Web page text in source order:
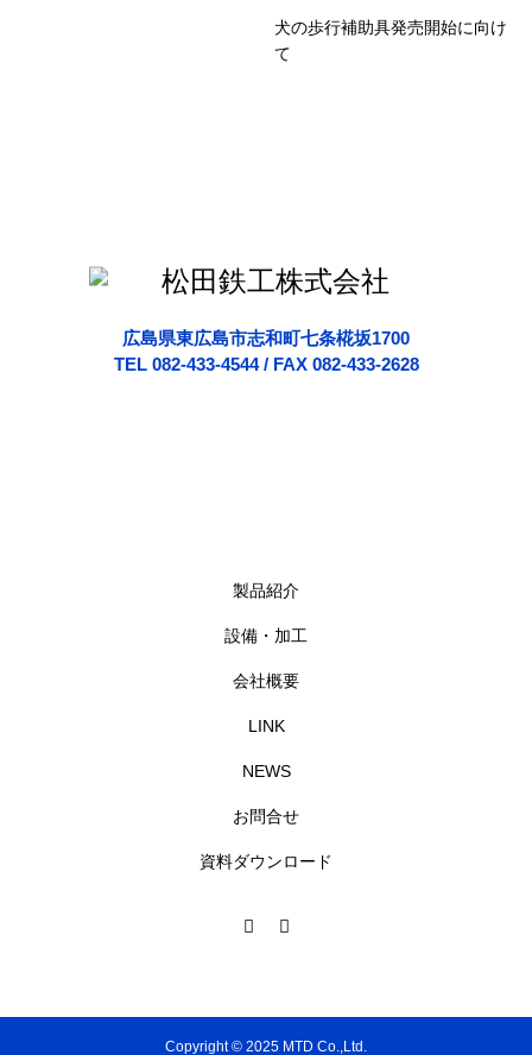
犬の歩行補助具発売開始に向け
て
広島県東広島市志和町七条椛坂1700
TEL 082-433-4544 / FAX 082-433-2628
製品紹介
設備・加工
会社概要
LINK
NEWS
お問合せ
資料ダウンロード
Copyright © 2025 MTD Co.,Ltd.